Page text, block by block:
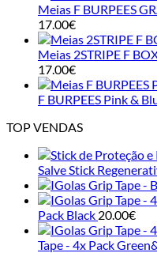
Meias F BURPEES
17.00€
Meias 2STRIPE F
17.00€
F BURPEES Pink &
TOP VENDAS
Salve Stick
Pack Black 20.00€
Tape - 4x Pack